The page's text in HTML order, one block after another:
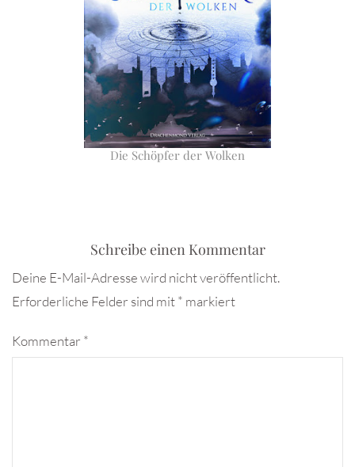
Die Schöpfer der Wolken
Schreibe einen Kommentar
Deine E-Mail-Adresse wird nicht veröffentlicht.
Erforderliche Felder sind mit* markiert
Kommentar *